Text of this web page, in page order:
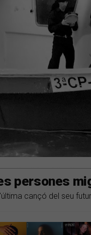
persones
cançó del seu